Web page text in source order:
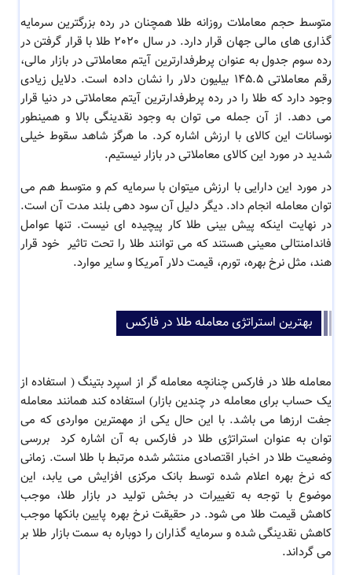
متوسط حجم معاملات روزانه طلا همچنان در رده بزرگترین سرمایه
گذاری های مالی جهان قرار دارد. در سال 2020 طلا با قرار گرفتن در
رده سوم جدول به عنوان پرطرفدارترین آیتم معاملاتی در بازار مالی،
رقم معاملاتی 145.5 بیلیون دلار را نشان داده است.
دلایل زیادی
وجود دارد که طلا را در رده پرطرفدارترین آیتم معاملاتی در دنیا قرار
می دهد. از آن جمله می توان به وجود نقدینگی بالا و همینطور
نوسانات این کالای با ارزش اشاره کرد. ما هرگز شاهد سقوط خیلی
شدید در مورد این کالای معاملاتی در بازار نیستیم.
در مورد این دارایی با ارزش میتوان با سرمایه کم و متوسط هم می
توان معامله انجام داد. دیگر دلیل آن سود دهی بلند مدت آن است.
در نهایت اینکه پیش بینی طلا کار پیچیده ای نیست. تنها عوامل
فاندامنتالی معینی هستند که می توانند طلا را تحت تاثیر خود قرار
هند، مثل نرخ بهره، تورم، قیمت دلار آمریکا و سایر موارد.
بهترین استراتژی معامله طلا در فارکس
معامله طلا در فارکس چنانچه معامله گر از اسپرد بتینگ ( استفاده از
یک حساب برای معامله در چندین بازار) استفاده کند همانند معامله
جفت ارزها می باشد. با این حال یکی از مهمترین مواردی که می
توان به عنوان استراتژی طلا در فارکس به آن اشاره کرد بررسی
وضعیت طلا در اخبار اقتصادی منتشر شده مرتبط با طلا است. زمانی
که نرخ بهره اعلام شده توسط بانک مرکزی افزایش می یابد، این
موضوع با توجه به تغییرات در بخش تولید در بازار طلا، موجب
کاهش قیمت طلا می شود. در حقیقت نرخ بهره پایین بانکها موجب
کاهش نقدینگی شده و سرمایه گذاران را دوباره به سمت بازار طلا بر
می گرداند.